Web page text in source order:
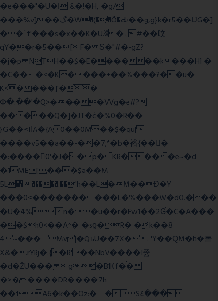
�e���"�U�ǀ &�!�H, �g/
���%v]��گ�W�(�̟�Õ�Ԃ��g,g}k�r5��ĲG�]
��`f'���s�x��K�U.ʬ�ۃ#��旼
qY��r�5��[F� Ŝ�"#�-gZ?
�j�p NTH��$�E������k���H1 �
�C�� �<�K����+��%���?��u�
K<����]'��
Փ�:��'�Q>����VVg�e#?
�����Q�]�JT�݁c�%0�R��
}G��˂IŀA�{A0��0M��$�qu|
����v5��a��-��7;*�b�裕{���ً
�:����0'�J��p�KR����e~�d
�1ME[���$a��M
5L΋�����.��'h��L�M��Ɖ�Y
���0˂����������L�%���W�dO.���
�U�4%n��u��r�Fw1��2Ɠ�C�A���
��$h0<��A^�ʿ�sƍ�R� �͗k��8
4~��� Mv|�QъU��7X�. 'Ү��ԚM�h�돝
X&�.rYRj�.{�R'��NbV����I쯆
�d�ŽU��� g�B1Kf�̈́�
�>�����DR����7h
��fA6�k��Oz:��S٤���